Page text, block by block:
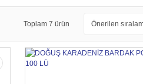
Toplam 7 ürün